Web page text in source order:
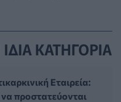
ΚΑΤΗΓΟΡΙΑ
Εταιρεία:
να προστατεύονται